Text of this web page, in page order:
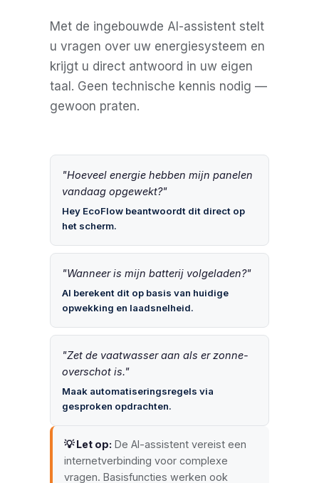
Met de ingebouwde AI-assistent stelt
u vragen over uw energiesysteem en
krijgt u direct antwoord in uw eigen
taal. Geen technische kennis nodig —
gewoon praten.
"Hoeveel energie hebben mijn panelen
vandaag opgewekt?"
Hey EcoFlow beantwoordt dit direct op
het scherm.
"Wanneer is mijn batterij volgeladen?"
AI berekent dit op basis van huidige
opwekking en laadsnelheid.
"Zet de vaatwasser aan als er zonne-
overschot is."
Maak automatiseringsregels via
gesproken opdrachten.
💡 Let op: De AI-assistent vereist een
internetverbinding voor complexe
vragen. Basisfuncties werken ook